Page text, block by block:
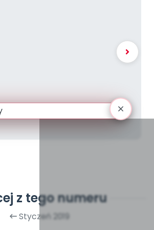
z tego numeru
Styczeń 2019